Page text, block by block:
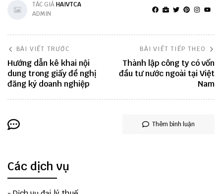
TÁC GIẢHAIVTCA
ADMIN
BÀI VIẾT TRƯỚC
Hướng dẫn kê khai nội
dung trong giấy đề nghị
đăng ký doanh nghiệp
BÀI VIẾT TIẾP THEO
Thành lập công ty có vốn
đầu tư nước ngoài tại Việt
Nam
Thêm bình luận
Các dịch vụ